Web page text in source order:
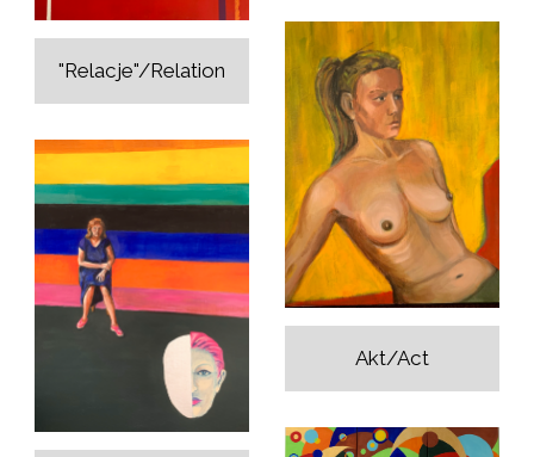
"Relacje"/Relation
Akt/Act